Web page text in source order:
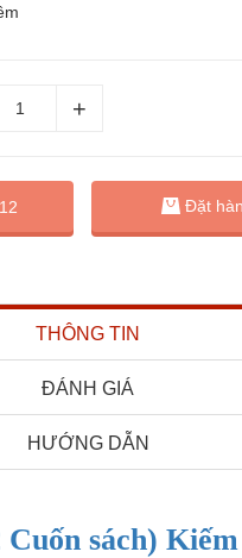
Đặt
THÔNG TIN
ĐÁNH GIÁ
HƯỚNG DẪN
Cuốn sách)